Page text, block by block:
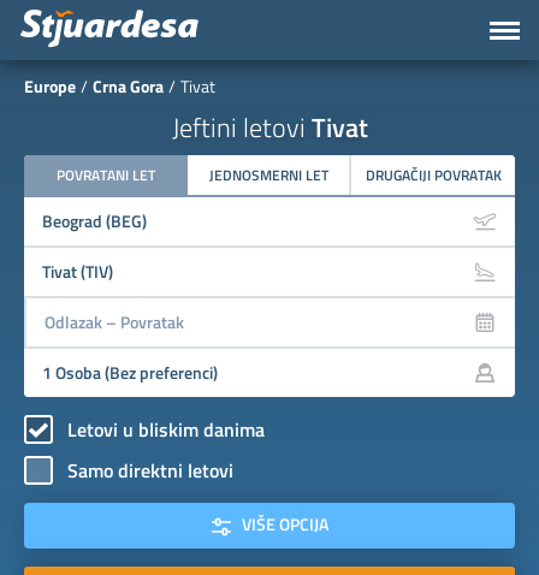
Europe Crna Gora Tivat
Jeftini letovi Tivat
POVRATANI LET JEDNOSMERNI LET DRUGAČIJI POVRATAK
Letovi u bliskim danima
Samo direktni letovi
VIŠE OPCIJA